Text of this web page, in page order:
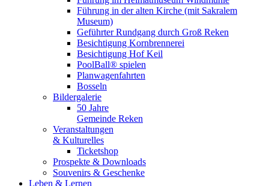
Führung in der alten Kirche (mit Sakralem
Museum)
Geführter Rundgang durch Groß Reken
Besichtigung Kornbrennerei
Besichtigung Hof Keil
PoolBall® spielen
Planwagenfahrten
Bosseln
Bildergalerie
50 Jahre
Gemeinde Reken
Veranstaltungen
& Kulturelles
Ticketshop
Prospekte & Downloads
Souvenirs & Geschenke
Leben & Lernen